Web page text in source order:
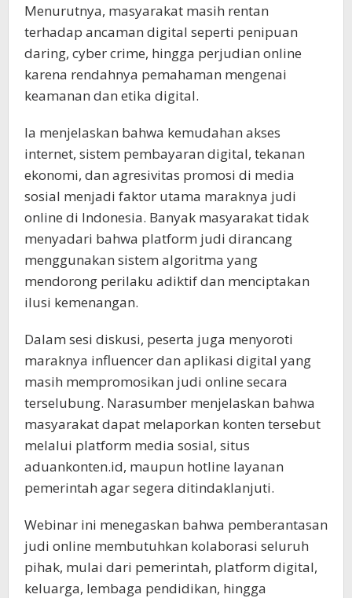
Menurutnya, masyarakat masih rentan
terhadap ancaman digital seperti penipuan
daring, cyber crime, hingga perjudian online
karena rendahnya pemahaman mengenai
keamanan dan etika digital.
Ia menjelaskan bahwa kemudahan akses
internet, sistem pembayaran digital, tekanan
ekonomi, dan agresivitas promosi di media
sosial menjadi faktor utama maraknya judi
online di Indonesia. Banyak masyarakat tidak
menyadari bahwa platform judi dirancang
menggunakan sistem algoritma yang
mendorong perilaku adiktif dan menciptakan
ilusi kemenangan.
Dalam sesi diskusi, peserta juga menyoroti
maraknya influencer dan aplikasi digital yang
masih mempromosikan judi online secara
terselubung. Narasumber menjelaskan bahwa
masyarakat dapat melaporkan konten tersebut
melalui platform media sosial, situs
aduankonten.id, maupun hotline layanan
pemerintah agar segera ditindaklanjuti.
Webinar ini menegaskan bahwa pemberantasan
judi online membutuhkan kolaborasi seluruh
pihak, mulai dari pemerintah, platform digital,
keluarga, lembaga pendidikan, hingga